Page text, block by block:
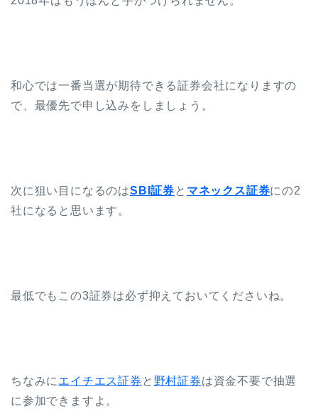
和心では一番当選が期待できる証券会社になりますの
で、最優先で申し込みをしましょう。
次に狙い目になるのはSBI証券 と マネックス証券にの2
社になると思います。
最低でもこの3証券は必ず抑えておいてくださいね。
ちなみに エイチエス証券 と 野村証券は資金不要で抽選
に参加できますよ。